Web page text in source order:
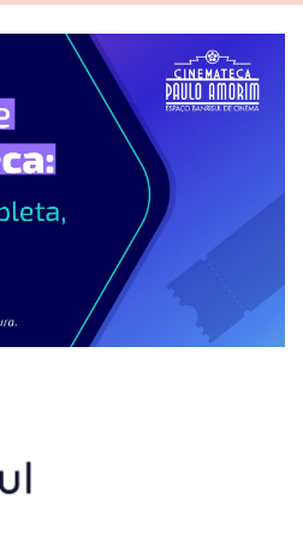
o seu caminho. No Brasil,
(Jair Correa, 1984) é tido
Para a mesma fonte,
"O filme fala muito sobre o
moderno. Há uma crítica aos
para cá e como o fato de
colônia europeia fez com
O uso da mitologia
interessante, mas que
função de uma concepção
em uma série de TV.